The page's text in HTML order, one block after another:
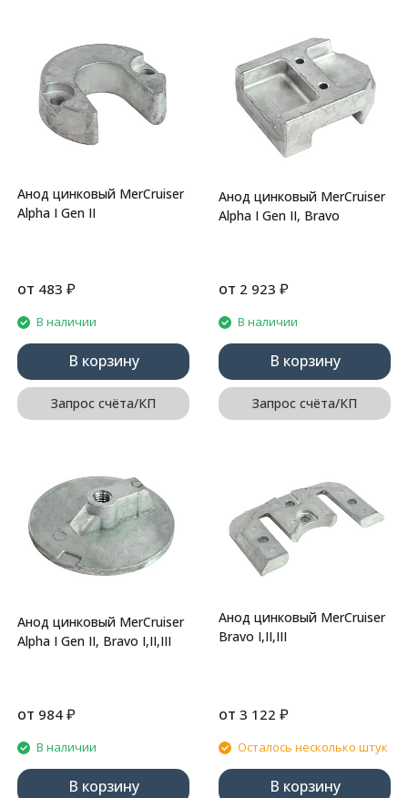
Анод цинковый MerCruiser
Alpha I Gen II
от 483 ₽
В наличии
В корзину
Запрос счёта/КП
Анод цинковый MerCruiser
Alpha I Gen II, Bravo
от 2 923 ₽
В наличии
В корзину
Запрос счёта/КП
Анод цинковый MerCruiser
Alpha I Gen II, Bravo I,II,III
от 984 ₽
В наличии
В корзину
Анод цинковый MerCruiser
Bravo I,II,III
от 3 122 ₽
Осталось несколько штук
В корзину